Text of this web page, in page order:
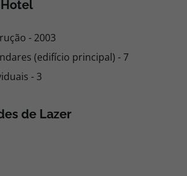
- 2003
(edifício principal) - 7
- 3
de Lazer